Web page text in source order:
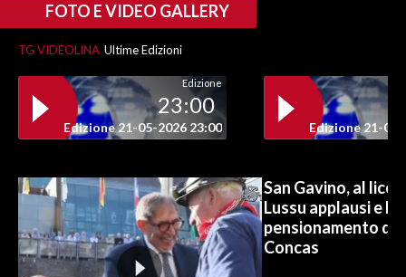
FOTO E VIDEO GALLERY
TG VIDEOLINA Ultime Edizioni
Edizione
23:00
Edizione 21-05-2026 23:00 Edizione 21-05-
San Gavino, al
Lussu applausi e
pensionamento
Concas